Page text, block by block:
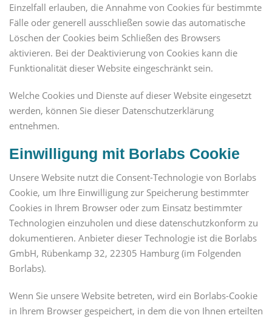
Einzelfall erlauben, die Annahme von Cookies für bestimmte
Fälle oder generell ausschließen sowie das automatische
Löschen der Cookies beim Schließen des Browsers
aktivieren. Bei der Deaktivierung von Cookies kann die
Funktionalität dieser Website eingeschränkt sein.
Welche Cookies und Dienste auf dieser Website eingesetzt
werden, können Sie dieser Datenschutzerklärung
entnehmen.
Einwilligung mit Borlabs Cookie
Unsere Website nutzt die Consent-Technologie von Borlabs
Cookie, um Ihre Einwilligung zur Speicherung bestimmter
Cookies in Ihrem Browser oder zum Einsatz bestimmter
Technologien einzuholen und diese datenschutzkonform zu
dokumentieren. Anbieter dieser Technologie ist die Borlabs
GmbH, Rübenkamp 32, 22305 Hamburg (im Folgenden
Borlabs).
Wenn Sie unsere Website betreten, wird ein Borlabs-Cookie
in Ihrem Browser gespeichert, in dem die von Ihnen erteilten